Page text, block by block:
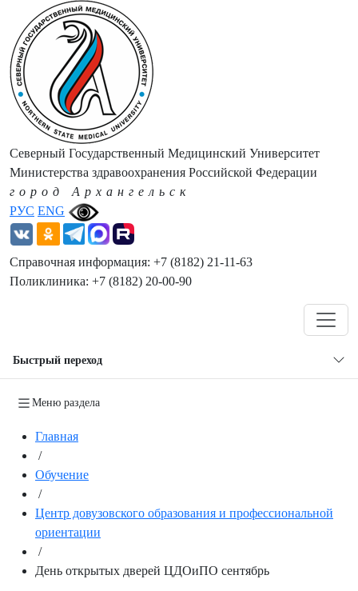
РУС ENG
Северный Государственный Медицинский Университет
Министерства здравоохранения Российской Федерации
город Архангельск
Справочная информация: +7 (8182) 21-11-63
Поликлиника: +7 (8182) 20-00-90
Быстрый переход
Меню раздела
Главная
/
Обучение
/
Центр довузовского образования и профессиональной
ориентации
/
День открытых дверей ЦДОиПО сентябрь